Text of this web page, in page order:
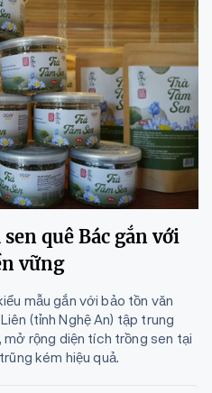
quê Bác gắn với
vững
mẫu gắn với bảo tồn văn
(tỉnh Nghệ An) tập trung
rộng diện tích trồng sen tại
kém hiệu quả.